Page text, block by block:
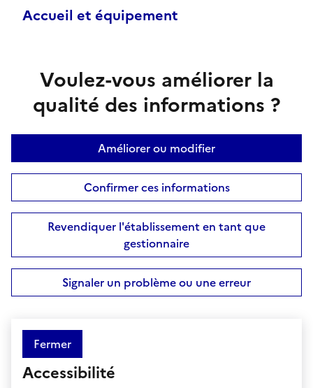
Accueil et équipement
Voulez-vous améliorer la
qualité des informations ?
Améliorer ou modifier
Confirmer ces informations
Revendiquer l'établissement en tant que
gestionnaire
Signaler un problème ou une erreur
Fermer
Accessibilité